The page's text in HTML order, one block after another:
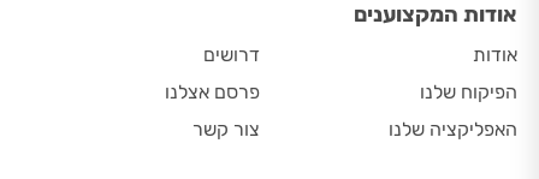
אודות המקצוענים
אודות
הפיקוח שלנו
האפליקציה שלנו
דרושים
פרסם אצלנו
צור קשר